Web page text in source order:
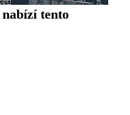
tento